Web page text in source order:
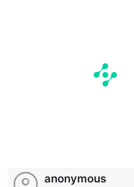
anonymous